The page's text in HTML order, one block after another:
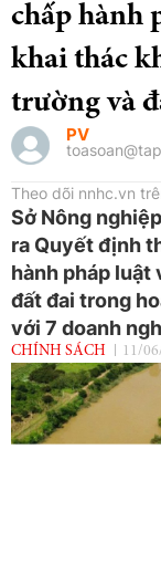
chấp hành
khai thác
trường và
PV
Theo dõi nnhc.vn
Sở Nông
ra Quyết định
hành pháp luật
đất đai trong
với 7 doanh
CHÍNH SÁCH 11/